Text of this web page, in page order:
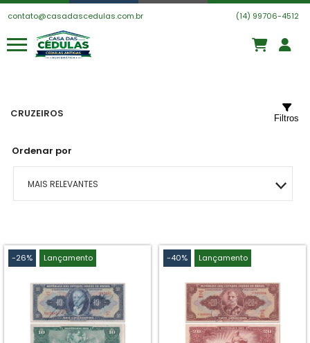
contato@casadascedulas.com.br (14) 99706-4512
CRUZEIROS
Ordenar por
MAIS RELEVANTES
MENOR PREÇO
MAIOR PREÇO
A - Z
Filtros
-26% Lançamento -40% Lançamento